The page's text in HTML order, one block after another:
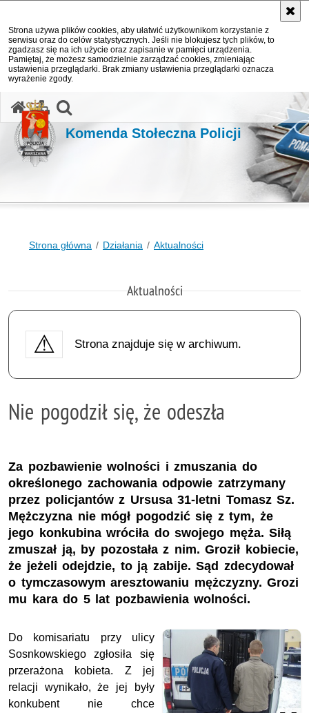
Strona używa plików cookies, aby ułatwić użytkownikom korzystanie z
serwisu oraz do celów statystycznych. Jeśli nie blokujesz tych plików, to
zgadzasz się na ich użycie oraz zapisanie w pamięci urządzenia.
Pamiętaj, że możesz samodzielnie zarządzać cookies, zmieniając
ustawienia przeglądarki. Brak zmiany ustawienia przeglądarki oznacza
wyrażenie zgody.
Komenda Stołeczna Policji
Strona główna Działania Aktualności
Aktualności
Strona znajduje się w archiwum.
Nie pogodził się, że odeszła
Za pozbawienie wolności i zmuszania do
określonego zachowania odpowie zatrzymany
przez policjantów z Ursusa 31-letni Tomasz Sz.
Mężczyzna nie mógł pogodzić się z tym, że
jego konkubina wróciła do swojego męża. Siłą
zmuszał ją, by pozostała z nim. Groził kobiecie,
że jeżeli odejdzie, to ją zabije. Sąd zdecydował
o tymczasowym aresztowaniu mężczyzny. Grozi
mu kara do 5 lat pozbawienia wolności.
Do komisariatu przy ulicy
Sosnkowskiego zgłosiła się
przerażona kobieta. Z jej
relacji wynikało, że jej były
konkubent nie chce